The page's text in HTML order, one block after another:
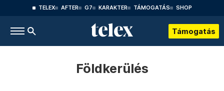
TELEX AFTER G7 KARAKTER TÁMOGATÁS SHOP
Támogatás
Földkerülés